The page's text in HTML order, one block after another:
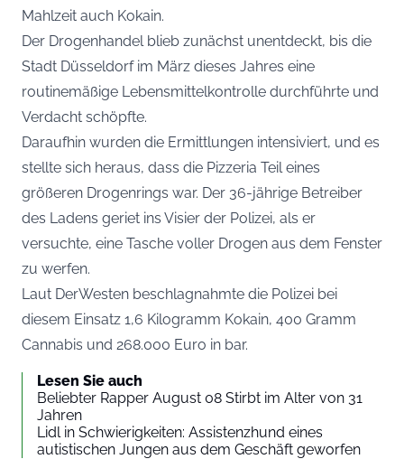
Mahlzeit auch Kokain.
Der Drogenhandel blieb zunächst unentdeckt, bis die
Stadt Düsseldorf im März dieses Jahres eine
routinemäßige Lebensmittelkontrolle durchführte und
Verdacht schöpfte.
Daraufhin wurden die Ermittlungen intensiviert, und es
stellte sich heraus, dass die Pizzeria Teil eines
größeren Drogenrings war. Der 36-jährige Betreiber
des Ladens geriet ins Visier der Polizei, als er
versuchte, eine Tasche voller Drogen aus dem Fenster
zu werfen.
Laut DerWesten beschlagnahmte die Polizei bei
diesem Einsatz 1,6 Kilogramm Kokain, 400 Gramm
Cannabis und 268.000 Euro in bar.
Lesen Sie auch
Beliebter Rapper August 08 Stirbt im Alter von 31
Jahren
Lidl in Schwierigkeiten: Assistenzhund eines
autistischen Jungen aus dem Geschäft geworfen